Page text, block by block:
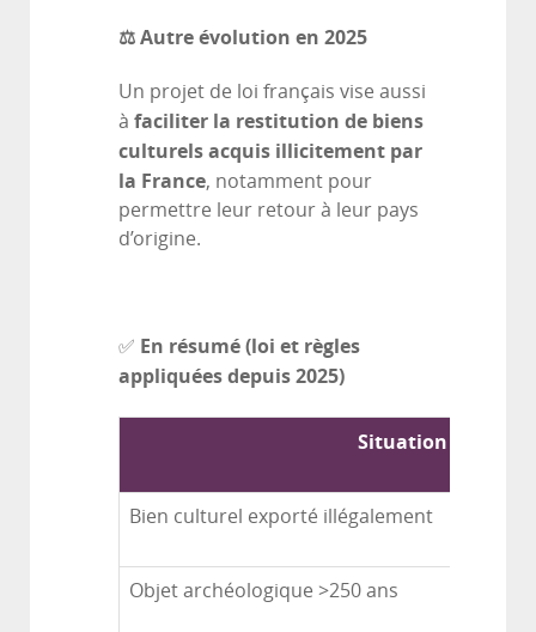
⚖️ Autre évolution en 2025
Un projet de loi français vise aussi
à faciliter la restitution de biens
culturels acquis illicitement par
la France, notamment pour
permettre leur retour à leur pays
d’origine.
✅ En résumé (loi et règles
appliquées depuis 2025)
Situation
Bien culturel exporté illégalement
Objet archéologique >250 ans